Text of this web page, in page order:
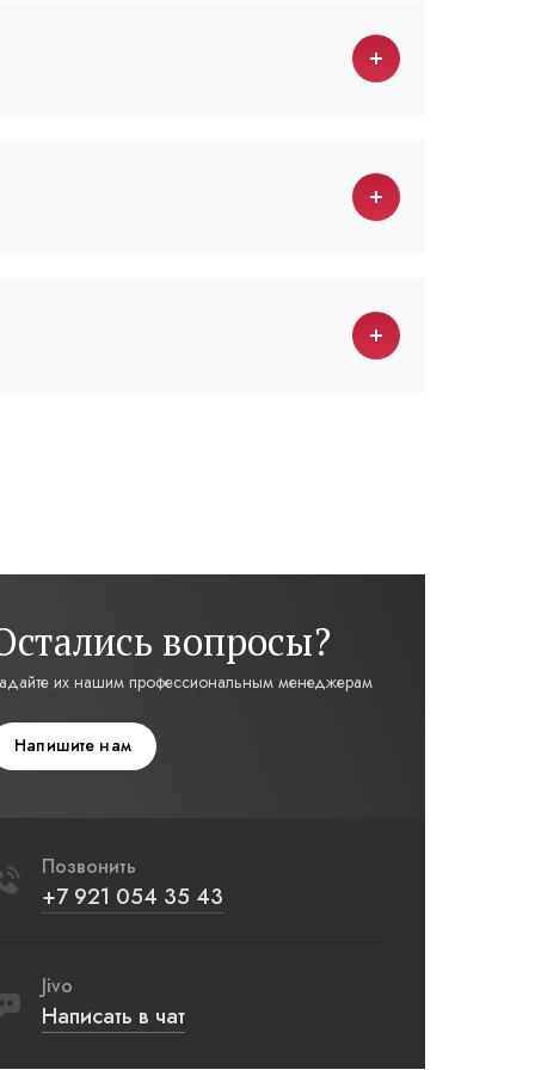
вопросы?
их нашим профессиональным менеджерам
Напишите нам
Позвонить
+7 921 054 35 43
Jivo
Написать в чат